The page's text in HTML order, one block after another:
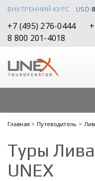
ВНУТРЕННИЙ КУРС USD
+7 (495) 276-0444
8 800 201-4018
Главная > Путеводитель >
Туры
UNEX